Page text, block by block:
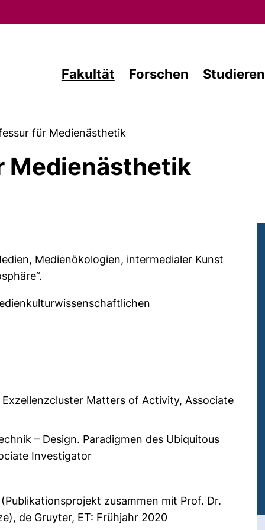
Fakultät Forschen Studieren
für Medienästhetik
Medienästhetik
Medienökologien, intermedialer Kunst
Matters of Activity, Associate
– Design. Paradigmen des Ubiquitous
Investigator
zusammen mit Prof. Dr.
de Gruyter, ET: Frühjahr 2020